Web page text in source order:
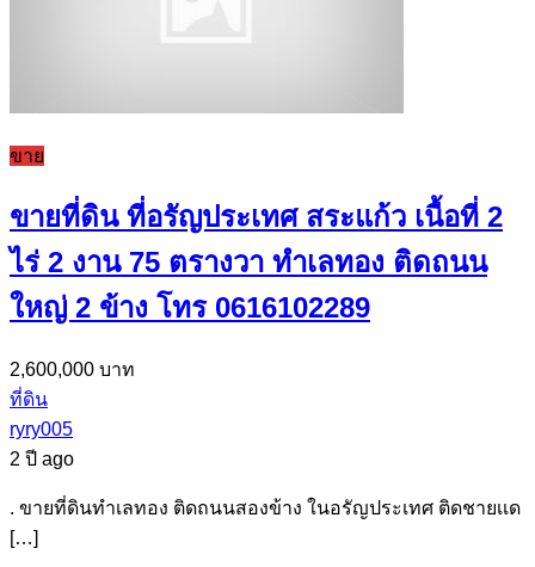
ขาย
ขายที่ดิน ที่อรัญประเทศ สระแก้ว เนื้อที่ 2
ไร่ 2 งาน 75 ตรางวา ทำเลทอง ติดถนน
ใหญ่ 2 ข้าง โทร 0616102289
2,600,000 บาท
ที่ดิน
ryry005
2 ปี ago
. ขายที่ดินทำเลทอง ติดถนนสองข้าง ในอรัญประเทศ ติดชายเเด
[…]